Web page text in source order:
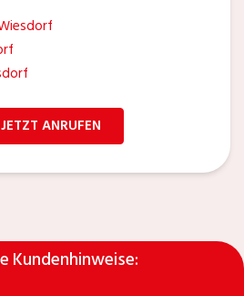
JETZT ANRUFEN
Kundenhinweise: